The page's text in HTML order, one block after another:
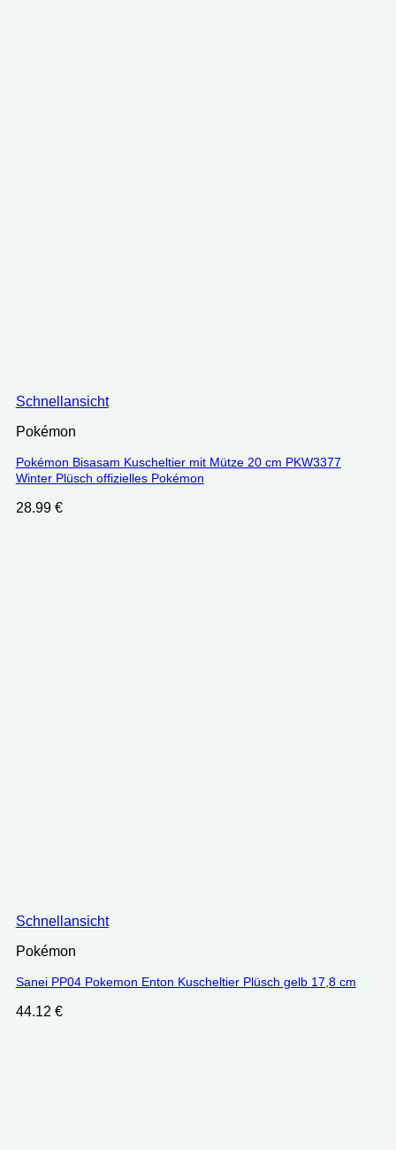
Schnellansicht
Pokémon
Pokémon Bisasam Kuscheltier mit Mütze 20 cm PKW3377
Winter Plüsch offizielles Pokémon
28.99 €
Schnellansicht
Pokémon
Sanei PP04 Pokemon Enton Kuscheltier Plüsch gelb 17,8 cm
44.12 €